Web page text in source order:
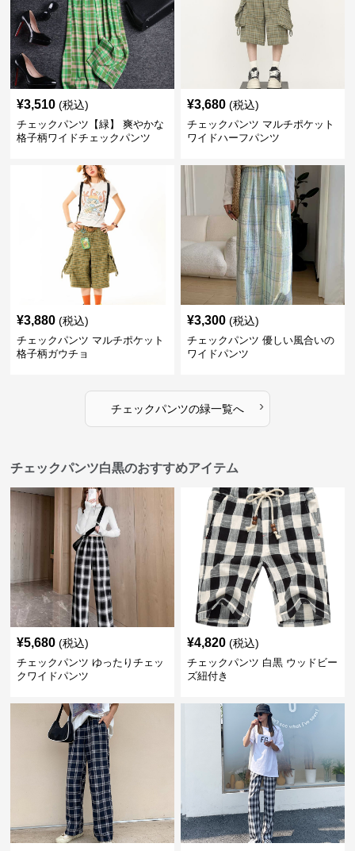
¥3,510 (税込)
チェックパンツ【緑】 爽やかな
格子柄ワイドチェックパンツ
¥3,680 (税込)
チェックパンツ マルチポケット
ワイドハーフパンツ
¥3,880 (税込)
チェックパンツ マルチポケット
格子柄ガウチョ
¥3,300 (税込)
チェックパンツ 優しい風合いの
ワイドパンツ
チェックパンツの緑一覧へ ›
チェックパンツ白黒のおすすめアイテム
¥5,680 (税込)
チェックパンツ ゆったりチェッ
クワイドパンツ
¥4,820 (税込)
チェックパンツ 白黒 ウッドビー
ズ紐付き